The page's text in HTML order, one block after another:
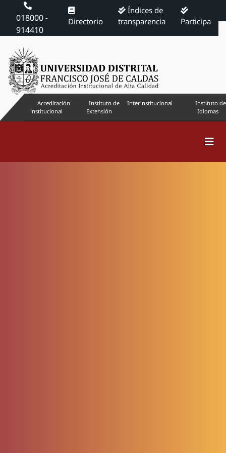
018000 -
914410
Directorio
Índices de
transparencia
Participa
Acreditación
institucional
Instituto de
Extensión
Interinstitucional
Instituto de
Idiomas